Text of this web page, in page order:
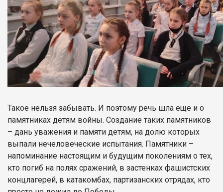
Такое нельзя забывать. И поэтому речь шла еще и о
памятниках детям войны. Создание таких памятников
– дань уважения и памяти детям, на долю которых
выпали нечеловеческие испытания. Памятники –
напоминание настоящим и будущим поколениям о тех,
кто погиб на полях сражений, в застенках фашистских
концлагерей, в катакомбах, партизанских отрядах, кто